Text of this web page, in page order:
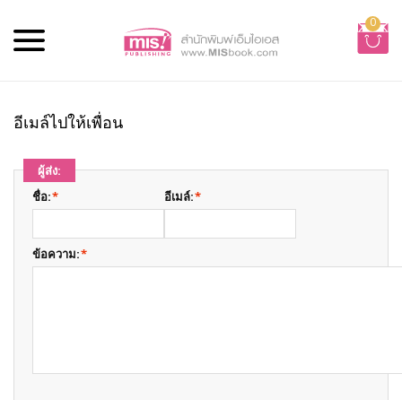
0
อีเมล์ไปให้เพื่อน
ผู้ส่ง:
*
ชื่อ: *
อีเมล์:
*
ข้อความ: